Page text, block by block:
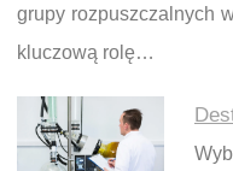
grupy rozpuszczalnych
kluczową rolę…